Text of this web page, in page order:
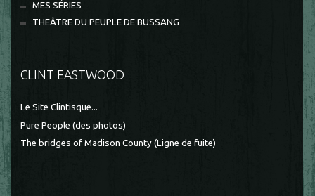
MES SÉRIES
THEÂTRE DU PEUPLE DE BUSSANG
CLINT EASTWOOD
Le Site Clintisque...
Pure People (des photos)
The bridges of Madison County (Ligne de fuite)